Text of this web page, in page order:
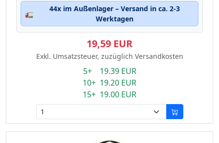
🚛
44x im Außenlager – Versand in ca. 2-3
Werktagen
19,59 EUR
Exkl. Umsatzsteuer, zuzüglich Versandkosten
5+ 19.39 EUR
10+ 19.20 EUR
15+ 19.00 EUR